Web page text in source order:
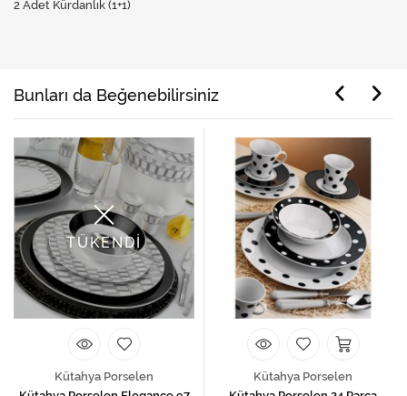
2 Adet Kürdanlık (1+1)
Bunları da Beğenebilirsiniz
TÜKENDİ
Kütahya Porselen
Kütahya Porselen